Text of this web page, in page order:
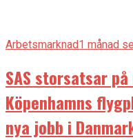
Arbetsmarknad1 månad
SAS storsatsar
Köpenhamns
nya jobb i